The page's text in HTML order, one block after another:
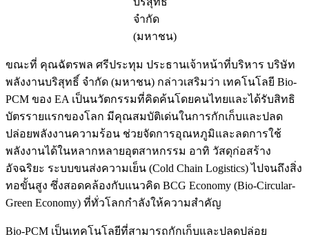
จำกัด
(มหาชน)
ขณะที่ คุณฉัตรพล ศรีประทุม ประธานเจ้าหน้าที่บริหาร บริษัท
พลังงานบริสุทธิ์ จำกัด (มหาชน) กล่าวเสริมว่า เทคโนโลยี Bio-
PCM ของ EA เป็นนวัตกรรมที่คิดค้นโดยคนไทยและได้รับสิทธิ
บัตรรายแรกของโลก มีคุณสมบัติเด่นในการกักเก็บและปลด
ปล่อยพลังงานความร้อน ช่วยจัดการอุณหภูมิและลดการใช้
พลังงานได้ในหลากหลายอุตสาหกรรม อาทิ วัสดุก่อสร้าง
อัจฉริยะ ระบบขนส่งความเย็น (Cold Chain Logistics) ไปจนถึงสิ่ง
ทอขั้นสูง ซึ่งสอดคล้องกับแนวคิด BCG Economy (Bio-Circular-
Green Economy) ที่ทั่วโลกกำลังให้ความสำคัญ
Bio‑PCM เป็นเทคโนโลยีที่สามารถกักเก็บและปลดปล่อย